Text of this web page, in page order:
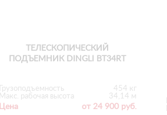
ТЕЛЕСКОПИЧЕСКИЙ
ПОДЪЕМНИК DINGLI BT34RT
Грузоподъемность
454 кг
Макс. рабочая высота
34,14 м
Цена от 24 900 руб.